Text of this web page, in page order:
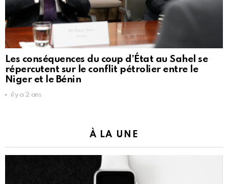
Les conséquences du coup d’État au Sahel se
répercutent sur le conflit pétrolier entre le
Niger et le Bénin
il y a 2 ans
À LA UNE